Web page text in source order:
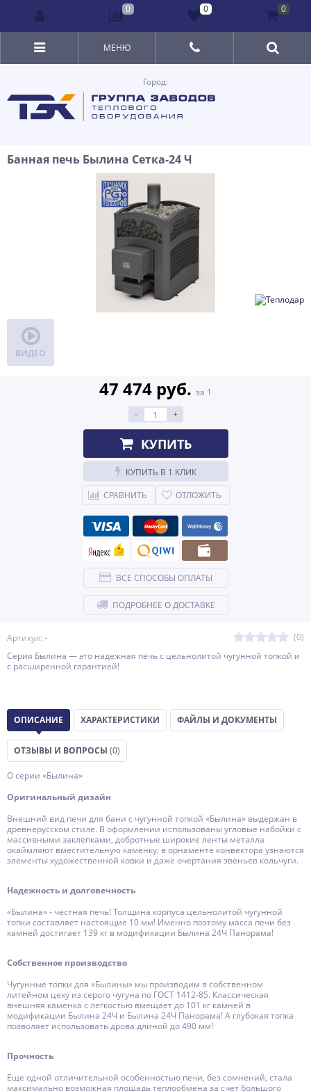
Город:
МЕНЮ
Банная печь Былина Сетка-24 Ч
ВИДЕО
Артикул: -
(0)
Серия Былина — это надежная печь с цельнолитой чугунной топкой и
с расширенной гарантией!
47 474 руб. за 1
-
+
КУПИТЬ
КУПИТЬ В 1 КЛИК
СРАВНИТЬ
ОТЛОЖИТЬ
ВСЕ СПОСОБЫ ОПЛАТЫ
ПОДРОБНЕЕ О ДОСТАВКЕ
ОПИСАНИЕ ХАРАКТЕРИСТИКИ ФАЙЛЫ И ДОКУМЕНТЫ
ОТЗЫВЫ И ВОПРОСЫ (0)
О серии «Былина»
Оригинальный дизайн
Внешний вид печи для бани с чугунной топкой «Былина» выдержан в
древнерусском стиле. В оформлении использованы угловые набойки с
массивными заклепками, добротные широкие ленты металла
окаймляют вместительную каменку, в орнаменте конвектора узнаются
элементы художественной ковки и даже очертания звеньев кольчуги.
Надежность и долговечность
«Былина» - честная печь! Толщина корпуса цельнолитой чугунной
топки составляет настоящие 10 мм! Именно поэтому масса печи без
камней достигает 139 кг в модификации Былина 24Ч Панорама!
Собственное производство
Чугунные топки для «Былины» мы производим в собственном
литейном цеху из серого чугуна по ГОСТ 1412-85. Классическая
внешняя каменка с легкостью вмещает до 101 кг камней в
модификации Былина 24Ч и Былина 24Ч Панорама! А глубокая топка
позволяет использовать дрова длиной до 490 мм!
Прочность
Еще одной отличительной особенностью печи, без сомнений, стала
максимально возможная площадь теплообмена за счет большого
0 0 0